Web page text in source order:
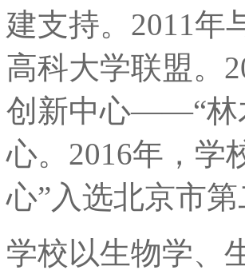
建支持。2011年
高科大学联盟。
创新中心——“林
心。2016年，学
心”入选北京市
学校以生物学、